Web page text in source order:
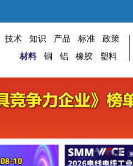
技术 知识 产品 标准
政策
材料 铜 铝 橡胶 塑料